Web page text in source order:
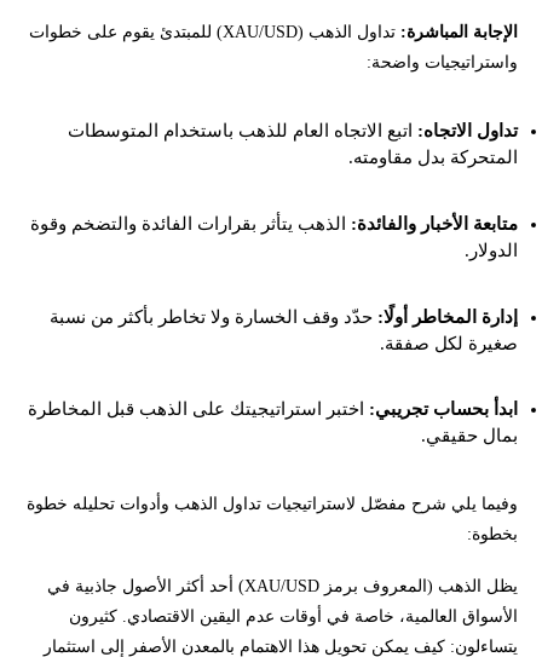
ما هو الحكم الشرعي لتداول الذهب (XAU/USD)؟
الإجابة المباشرة:
تداول الذهب (XAU/USD) للمبتدئ يقوم على خطوات
واستراتيجيات واضحة:
تداول الاتجاه: اتبع الاتجاه العام للذهب باستخدام المتوسطات
المتحركة بدل مقاومته.
متابعة الأخبار والفائدة: الذهب يتأثر بقرارات الفائدة والتضخم وقوة
الدولار.
إدارة المخاطر أولًا: حدّد وقف الخسارة ولا تخاطر بأكثر من نسبة
صغيرة لكل صفقة.
ابدأ بحساب تجريبي: اختبر استراتيجيتك على الذهب قبل المخاطرة
بمال حقيقي.
وفيما يلي شرح مفصّل لاستراتيجيات تداول الذهب وأدوات تحليله خطوة
بخطوة:
يظل الذهب (المعروف برمز XAU/USD) أحد أكثر الأصول جاذبية في
الأسواق العالمية، خاصة في أوقات عدم اليقين الاقتصادي. كثيرون
يتساءلون: كيف يمكن تحويل هذا الاهتمام بالمعدن الأصفر إلى استثمار